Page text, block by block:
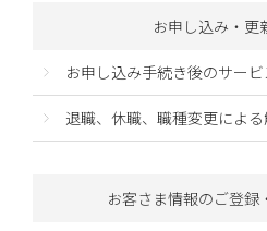
お申し込み・更
お申し込み手続き後のサー
退職、休職、職種変更によ
お客さま情報のご登録